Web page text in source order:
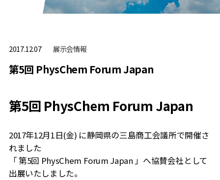
2017.12.07 展⽰会情報
第5回 PhysChem Forum Japan
第5回 PhysChem Forum Japan
2017年12月1日(金) に静岡県の三島商工会議所で開催さ
れました
「 第5回 PhysChem Forum Japan 」へ協賛会社として
出展いたしました。